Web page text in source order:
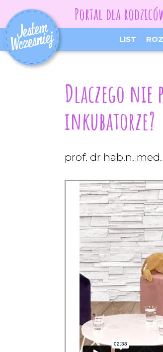
Portal dla
LIST
Dlaczego nie
inkubatorze?
prof. dr hab.n.